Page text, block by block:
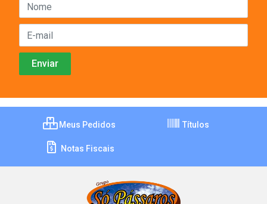
Meus Pedidos Títulos
Notas Fiscais